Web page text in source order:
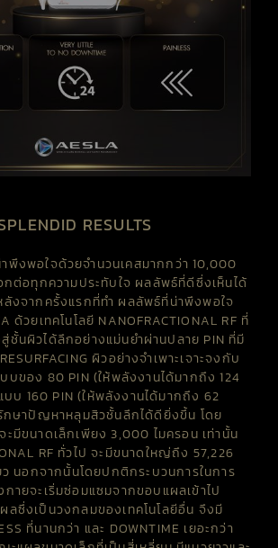
RESULTS
งพอใจด้วยจำนวนเคสมากกว่า 10,000
กต่อทุกความประทับใจ ผลลัพธ์ที่ดีซึ่งเห็นได้
งจากครั้งแรกที่ทำ ผลลัพธ์ที่น่าพึงพอใจ
ด้วยเทคโนโลยี NANOFRACTIONAL RF ที่
ชั้นผิวได้ลึกอย่างแม่นยำผ่านปลาย PIN ที่มี
RESURFACING ผิวอย่างจำเพาะเจาะจงกับ
บของ 80 PIN (ให้พลังงานได้มากถึง 124
บบ 160 PIN (ให้พลังงานได้มากถึง 62
กษาปัญหาหลุมสิวชั้นลึกได้ดียิ่งขึ้น โดย
มีขนาดเล็กเพียง 3,000 ไมครอน เท่านั้น
RF ทั่วไป จะมีขนาดใหญ่ถึง 57,226
นอกจากนั้นโดยปกติกระบวนการในการ
ายจะเริ่มซ่อมแซมจากขอบแผลเข้าไป
ซึ่งเป็นวงกลมของเทคโนโลยีอื่น จึงมี
ที่นานกว่า และ DOWNTIME เยอะกว่า